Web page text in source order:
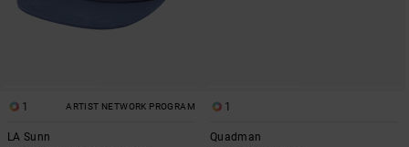
1 ARTIST NETWORK PROGRAM
LA Sunn
1
Quadman